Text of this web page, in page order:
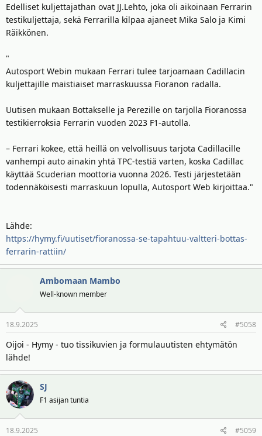
Edelliset kuljettajathan ovat JJ.Lehto, joka oli aikoinaan Ferrarin
testikuljettaja, sekä Ferrarilla kilpaa ajaneet Mika Salo ja Kimi
Räikkönen.
"
Autosport Webin mukaan Ferrari tulee tarjoamaan Cadillacin
kuljettajille maistiaiset marraskuussa Fioranon radalla.
Uutisen mukaan Bottakselle ja Perezille on tarjolla Fioranossa
testikierroksia Ferrarin vuoden 2023 F1-autolla.
– Ferrari kokee, että heillä on velvollisuus tarjota Cadillacille
vanhempi auto ainakin yhtä TPC-testiä varten, koska Cadillac
käyttää Scuderian moottoria vuonna 2026. Testi järjestetään
todennäköisesti marraskuun lopulla, Autosport Web kirjoittaa."
Lähde:
https://hymy.fi/uutiset/fioranossa-se-tapahtuu-valtteri-bottas-
ferrarin-rattiin/
Ambomaan Mambo
Well-known member
18.9.2025 #5058
Oijoi - Hymy - tuo tissikuvien ja formulauutisten ehtymätön
lähde!
SJ
F1 asijan tuntia
18.9.2025 #5059